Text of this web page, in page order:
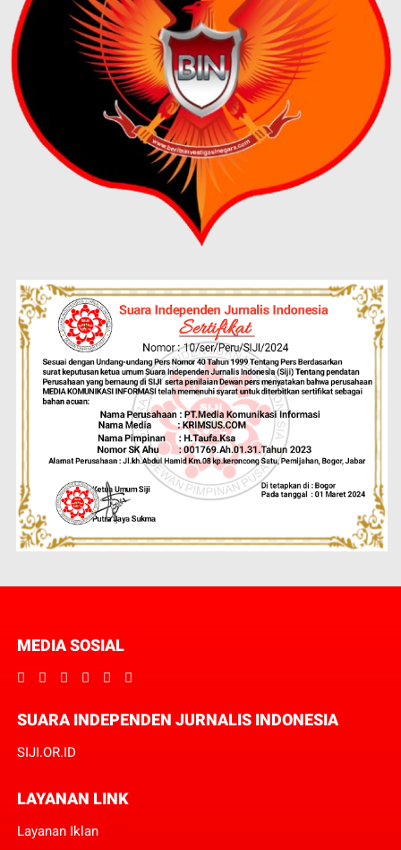
MEDIA SOSIAL
SUARA INDEPENDEN JURNALIS INDONESIA
SIJI.OR.ID
LAYANAN LINK
Layanan Iklan